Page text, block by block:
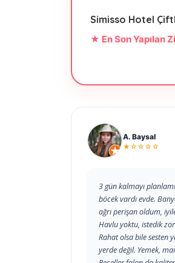
Simisso Hotel
★ En Son Yapılan
A. Baysal
★☆☆☆☆
3 gün kalmayı
böcek vardı evde.
ağrı perişan oldum,
Havlu yoktu, istedik
Rahat olsa bile sesten
yerde değil. Yemek,